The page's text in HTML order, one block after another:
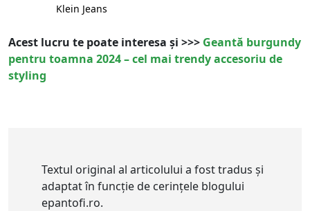
Klein Jeans
Acest lucru te poate interesa și >>> Geantă burgundy
pentru toamna 2024 – cel mai trendy accesoriu de
styling
Textul original al articolului a fost tradus și
adaptat în funcție de cerințele blogului
epantofi.ro.